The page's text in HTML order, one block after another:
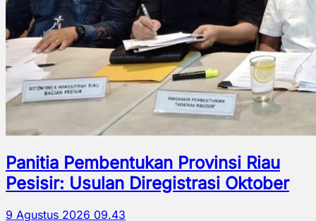
Panitia Pembentukan Provinsi Riau
Pesisir: Usulan Diregistrasi Oktober
9 Agustus 2026 09.43